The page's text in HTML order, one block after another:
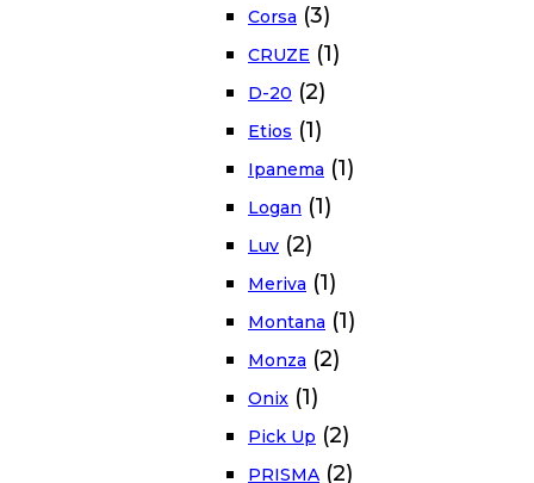
Corsa (3)
CRUZE (1)
D-20 (2)
Etios (1)
Ipanema (1)
Logan (1)
Luv (2)
Meriva (1)
Montana (1)
Monza (2)
Onix (1)
Pick Up (2)
PRISMA (2)